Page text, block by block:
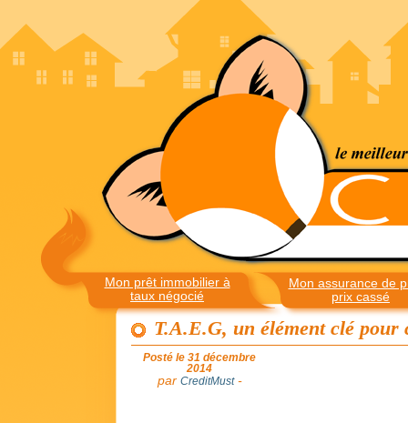
Mon prêt immobilier à
taux négocié
Mon assurance de
prix cassé
T.A.E.G, un élément clé
Posté le 31 décembre
2014
par CreditMust-